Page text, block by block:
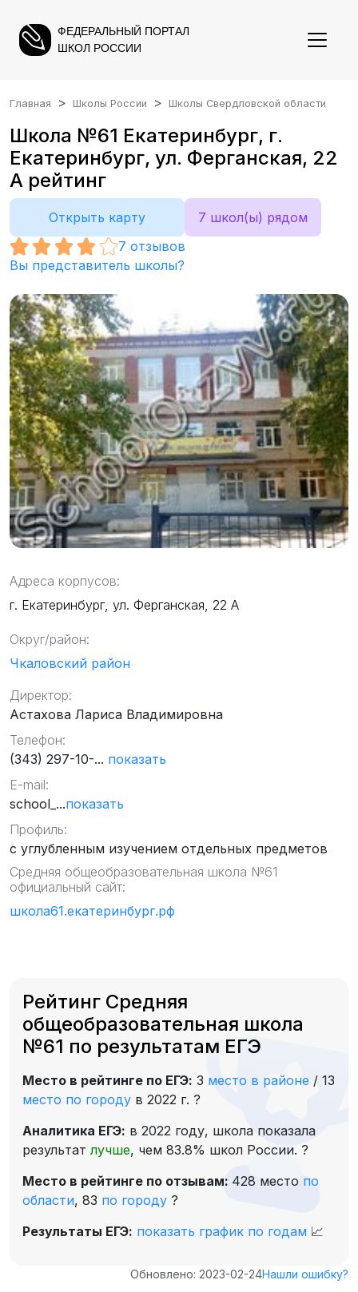
ФЕДЕРАЛЬНЫЙ ПОРТАЛ
ШКОЛ РОССИИ
Главная Школы России Школы Свердловской области
Школа №61 Екатеринбург, г.
Екатеринбург, ул. Ферганская, 22
А рейтинг
Открыть карту
7 школ(ы) рядом
7 отзывов
Вы представитель школы?
Адреса корпусов:
г. Екатеринбург, ул. Ферганская, 22 А
Округ/район:
Чкаловский район
Директор:
Астахова Лариса Владимировна
Телефон:
(343) 297-10-... показать
E-mail:
school_...показать
Профиль:
с углубленным изучением отдельных предметов
Средняя общеобразовательная школа №61
официальный сайт:
школа61.екатеринбург.рф
Рейтинг Средняя
общеобразовательная школа
№61 по результатам ЕГЭ
Место в рейтинге по ЕГЭ: 3 место в районе / 13
место по городу в 2022 г. ?
Аналитика ЕГЭ: в 2022 году, школа показала
результатлучше, чем 83.8% школ России. ?
Место в рейтинге по отзывам: 428 место по
области, 83 по городу ?
Результаты ЕГЭ: показать график по годам 📈
Обновлено: 2023-02-24Нашли ошибку?